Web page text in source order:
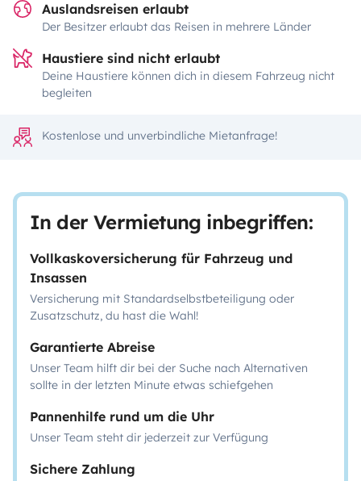
Auslandsreisen erlaubt
Der Besitzer erlaubt das Reisen in mehrere Länder
Haustiere sind nicht erlaubt
Deine Haustiere können dich in diesem Fahrzeug nicht
begleiten
Kostenlose und unverbindliche Mietanfrage!
In der Vermietung inbegriffen:
Vollkaskoversicherung für Fahrzeug und
Insassen
Versicherung mit Standardselbstbeteiligung oder
Zusatzschutz, du hast die Wahl!
Garantierte Abreise
Unser Team hilft dir bei der Suche nach Alternativen
sollte in der letzten Minute etwas schiefgehen
Pannenhilfe rund um die Uhr
Unser Team steht dir jederzeit zur Verfügung
Sichere Zahlung